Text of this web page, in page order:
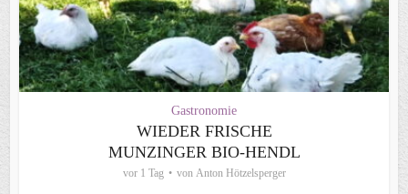
Gastronomie
WIEDER FRISCHE
MUNZINGER BIO-HENDL
vor 1 Tag von Anton Hötzelsperger